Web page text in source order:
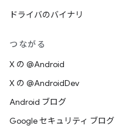
ドライバのバイナリ
つながる
X の @Android
X の @AndroidDev
Android ブログ
Google セキュリティ ブログ